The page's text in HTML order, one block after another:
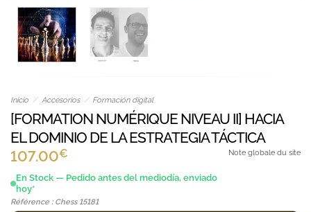
Inicio / Accesorios / Formación digital
[FORMATION NUMÉRIQUE NIVEAU II] HACIA
EL DOMINIO DE LA ESTRATEGIA TÁCTICA
107.00€
En Stock — Pedido antes del mediodía, enviado
hoy*
Référence : Chess 15181
Note globale du site